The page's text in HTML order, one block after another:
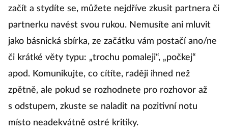
začít a stydíte se, můžete nejdříve zkusit partnera či
partnerku navést svou rukou. Nemusíte ani mluvit
jako básnická sbírka, ze začátku vám postačí ano/ne
či krátké věty typu: „trochu pomaleji“, „počkej“
apod. Komunikujte, co cítíte, raději ihned než
zpětně, ale pokud se rozhodnete pro rozhovor až
s odstupem, zkuste se naladit na pozitivní notu
místo neadekvátně ostré kritiky.